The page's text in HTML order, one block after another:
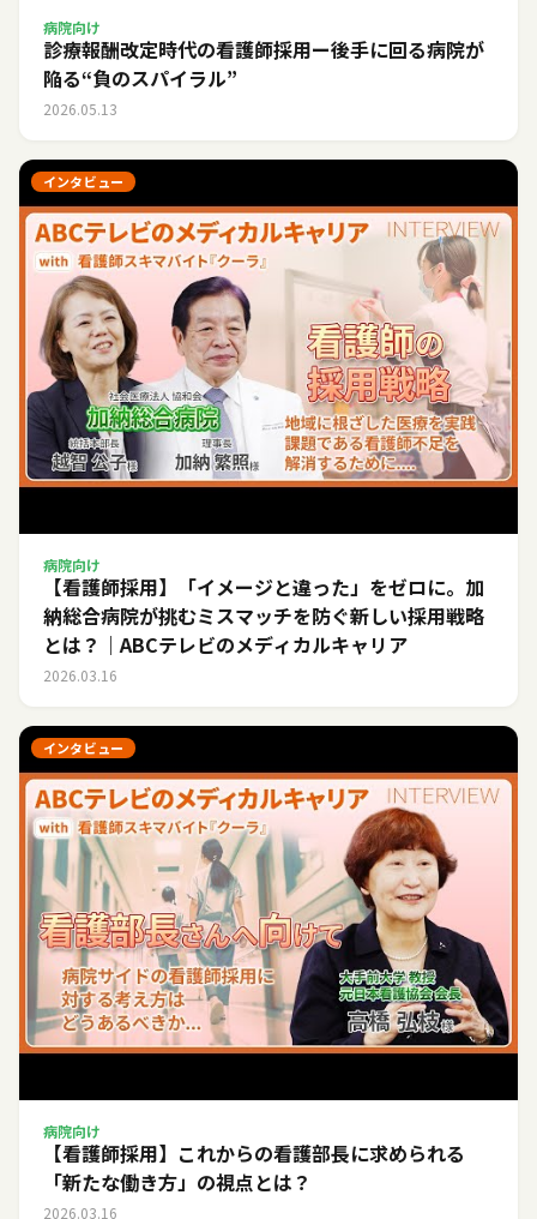
病院向け
診療報酬改定時代の看護師採用ー後手に回る病院が
陥る“負のスパイラル”
2026.05.13
インタビュー
病院向け
【看護師採用】「イメージと違った」をゼロに。加
納総合病院が挑むミスマッチを防ぐ新しい採用戦略
とは？｜ABCテレビのメディカルキャリア
2026.03.16
インタビュー
病院向け
【看護師採用】これからの看護部長に求められる
「新たな働き方」の視点とは？
2026.03.16